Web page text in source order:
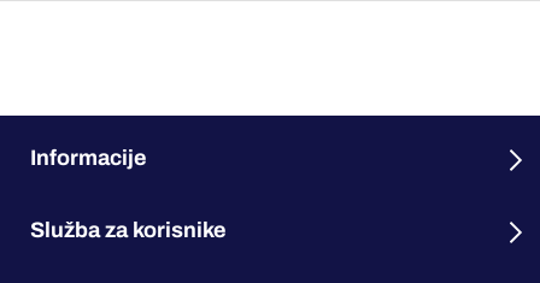
Informacije
Služba za korisnike